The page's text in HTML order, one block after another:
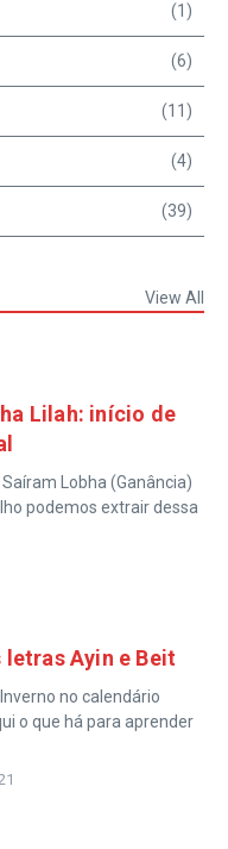
(1)
(6)
(11)
(4)
(39)
View All
Lilah: início de
Lobha (Ganância)
podemos extrair dessa
Ayin e Beit
no calendário
o que há para aprender